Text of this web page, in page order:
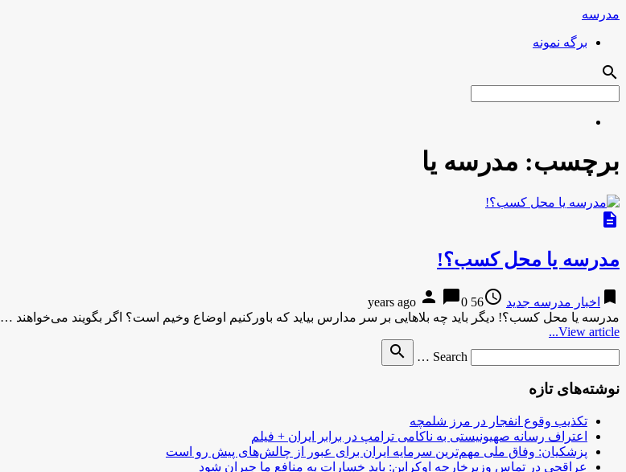
مدرسه
برگه نمونه
search
برچسب: مدرسه یا
description
مدرسه یا محل کسب؟!
bookmark اخبار مدرسه جدید access_time
56 years ago
person chat_bubble0
مدرسه یا محل کسب؟! دیگر باید چه بلاهایی بر سر مدارس بیاید که باورکنیم اوضاع وخیم است؟ اگر بگویند می‌خواهند …
View article...
Search …
search
نوشته‌های تازه
تکذیب وقوع انفجار در مرز شلمچه
اعتراف رسانه صهیونیستی به ناکامی ترامپ در برابر ایران + فیلم
پزشکیان: وفاق ملی مهم‌ترین سرمایه ایران برای عبور از چالش‌های پیش رو است
عراقچی در تماس وزیرخارجه اوکراین: باید خسارات به منافع ما جبران شود